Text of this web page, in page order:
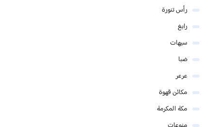
رأس تنورة
رابغ
سيهات
ضبا
عرعر
مكائن قهوة
مكة المكرمة